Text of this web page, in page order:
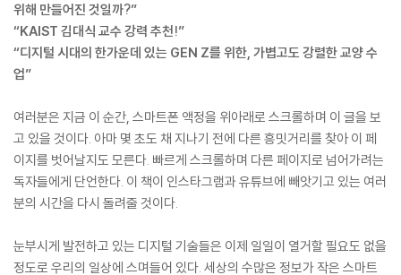
위해 만들어진 것일까?”
“KAIST 김대식 교수 강력 추천!”
“디지털 시대의 한가운데 있는 GEN Z를 위한, 가볍고도 강렬한 교양 수
업”
여러분은 지금 이 순간, 스마트폰 액정을 위아래로 스크롤하며 이 글을 보
고 있을 것이다. 아마 몇 초도 채 지나기 전에 다른 흥밋거리를 찾아 이 페
이지를 벗어날지도 모른다. 빠르게 스크롤하며 다른 페이지로 넘어가려는
독자들에게 단언한다. 이 책이 인스타그램과 유튜브에 빼앗기고 있는 여러
분의 시간을 다시 돌려줄 것이다.
눈부시게 발전하고 있는 디지털 기술들은 이제 일일이 열거할 필요도 없을
정도로 우리의 일상에 스며들어 있다. 세상의 수많은 정보가 작은 스마트